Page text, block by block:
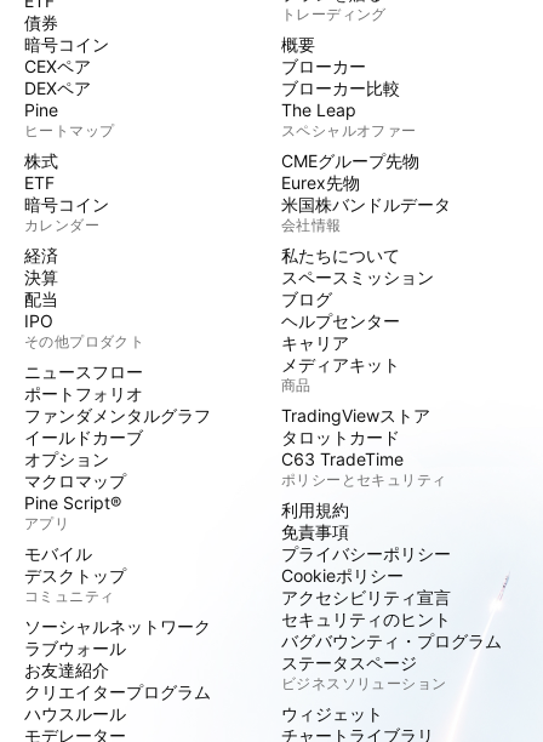
債券
暗号コイン
CEXペア
DEXペア
Pine
ヒートマップ
株式
ETF
暗号コイン
カレンダー
経済
決算
配当
IPO
その他プロダクト
ニュースフロー
ポートフォリオ
ファンダメンタルグラフ
イールドカーブ
オプション
マクロマップ
Pine Script®
アプリ
モバイル
デスクトップ
コミュニティ
ソーシャルネットワーク
ラブウォール
お友達紹介
クリエイタープログラム
ハウスルール
モデレーター
トレーディング
概要
ブローカー
ブローカー比較
The Leap
スペシャルオファー
CMEグループ先物
Eurex先物
米国株バンドルデータ
会社情報
私たちについて
スペースミッション
ブログ
ヘルプセンター
キャリア
メディアキット
商品
TradingViewストア
タロットカード
C63 TradeTime
ポリシーとセキュリティ
利用規約
免責事項
プライバシーポリシー
Cookieポリシー
アクセシビリティ宣言
セキュリティのヒント
バグバウンティ・プログラム
ステータスページ
ビジネスソリューション
ウィジェット
チャートライブラリ